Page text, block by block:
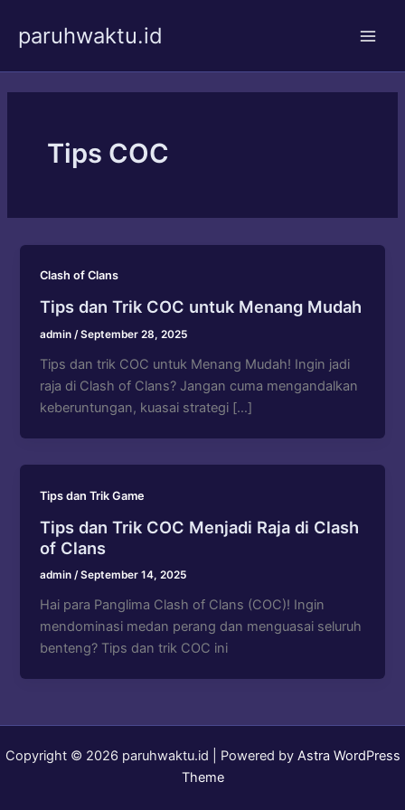
content
paruhwaktu.id
Tips COC
Clash of Clans
Tips dan Trik COC untuk Menang Mudah
admin/September 28, 2025
Tips dan trik COC untuk Menang Mudah! Ingin jadi
raja di Clash of Clans? Jangan cuma mengandalkan
keberuntungan, kuasai strategi […]
Tips dan Trik Game
Tips dan Trik COC Menjadi Raja di Clash
of Clans
admin/September 14, 2025
Hai para Panglima Clash of Clans (COC)! Ingin
mendominasi medan perang dan menguasai seluruh
benteng? Tips dan trik COC ini
Copyright © 2026 paruhwaktu.id | Powered by Astra WordPress
Theme